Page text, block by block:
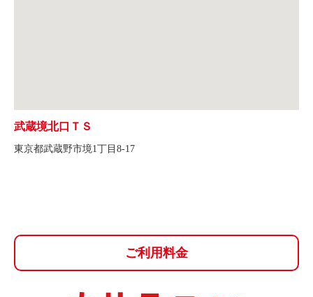
武蔵境北口ＴＳ
東京都武蔵野市境1丁目8-17
ご利用料金